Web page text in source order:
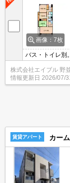
画像：7枚
バス・トイレ別
ムキッチン。町
株式会社エイブル 野
情報更新日 2026/07/31
賃貸アパート カー